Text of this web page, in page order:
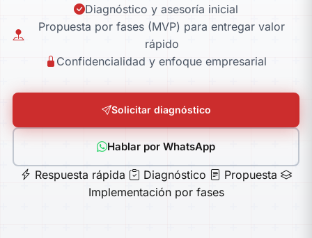
Diagnóstico y asesoría inicial
Propuesta por fases (MVP) para entregar valor
rápido
Confidencialidad y enfoque empresarial
Solicitar diagnóstico
Hablar por WhatsApp
Respuesta rápida Diagnóstico
Propuesta
Implementación por fases